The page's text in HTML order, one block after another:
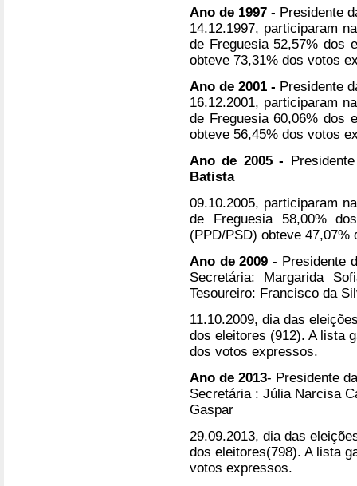
Ano de 1997 - Presidente
14.12.1997, participaram
de Freguesia 52,57% dos
obteve 73,31% dos votos
Ano de 2001 - Presidente
16.12.2001, participaram
de Freguesia 60,06% dos
obteve 56,45% dos votos
Ano de 2005 -
Batista
09.10.2005, participaram
de Freguesia 58,00%
(PPD/PSD) obteve
Ano de 2009- Presidente
Secretária: Margarida
Tesoureiro: Francisco da
11.10.2009, dia das
dos eleitores (912). A lista
dos votos expressos.
Ano de 2013- Presidente
Secretária : Júlia Narcisa
Gaspar
29.09.2013, dia das
dos eleitores(798). A lista
votos expressos.